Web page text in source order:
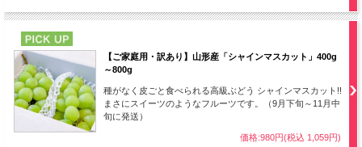
あふれ出すたっぷりの果汁
一口ほおばると、 甘くてジューシーな
果汁が口いっぱいに
広がります。 初めて食べ
【ご家庭用・訳あり】山形産「シャインマスカット」400g
～800g
種がなく皮ごと食べられる高級ぶどう シャインマスカット!!
まさにスイーツのようなフルーツです。（9月下旬～11月中
旬に発送）
価格:980円(税込 1,059円)